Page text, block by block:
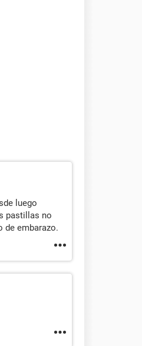
luego
pastillas no
de embarazo.